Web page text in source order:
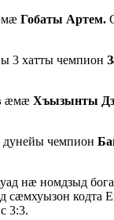
Гобаты Артем.
3 хатты чемпион
æмæ Хъызынты
дунейы чемпион
нæ номдзыд
кодта
3:3.